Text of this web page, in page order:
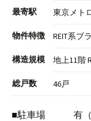
最寄駅 東京メト
物件特徴 REIT系ブ
構造規模 地上11階
総戸数 46戸
■駐車場 有（平